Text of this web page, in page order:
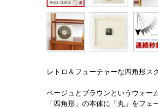
レトロ＆フューチャーな四角形ス
ベージュとブラウンというウォー
「四角形」の本体に「丸」をフ